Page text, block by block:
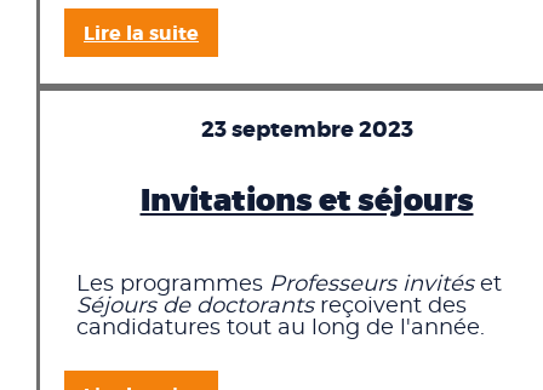
Lire la suite
23 septembre 2023
Invitations et séjours
Les programmes Professeurs invitéset
Séjours de doctorantsreçoivent des
candidatures tout au long de l'année.